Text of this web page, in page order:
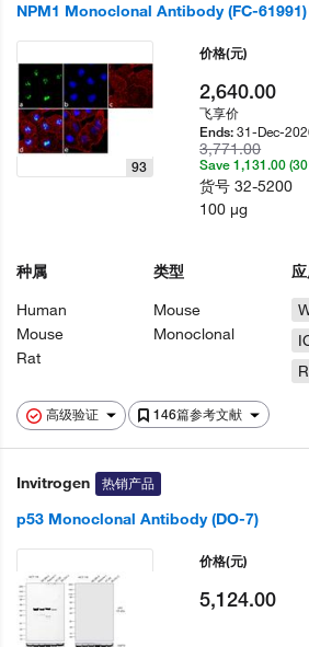
NPM1 Monoclonal Antibody (FC-61991)
高级验证 146篇参考文献
93
种属
Human
Mouse
Rat
类型
Mouse
Monoclonal
应
价格(元)
2,640.00
飞享价
Ends:31-Dec-
3,771.00
Save 1,131.00
货号32-5200
100 µg
Invitrogen 热销产品
p53 Monoclonal Antibody (DO-7)
价格(元)
5,124.00